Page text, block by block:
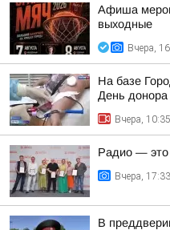
Афиша
выходные
Вчера,
На базе
День донора
Вчера, 10:35
Радио — это
Вчера, 17:33
В